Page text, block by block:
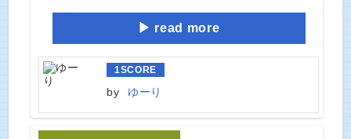
read more
1SCORE
by ゆーり